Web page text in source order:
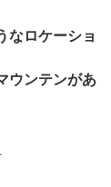
なロケーショ
ウンテンがあ